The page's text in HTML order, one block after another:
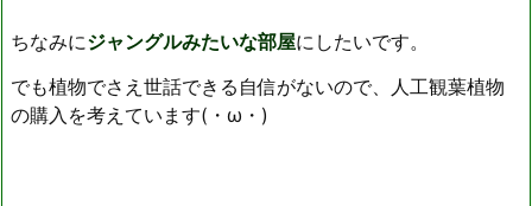
ちなみにジャングルみたいな部屋にしたいです。
でも植物でさえ世話できる自信がないので、人工観葉植物
の購入を考えています(・ω・)